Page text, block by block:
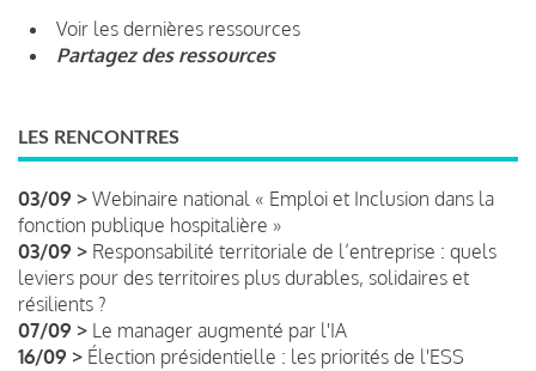
Voir les dernières ressources
Partagez des ressources
LES RENCONTRES
03/09 > Webinaire national « Emploi et Inclusion dans la
fonction publique hospitalière »
03/09 > Responsabilité territoriale de l’entreprise : quels
leviers pour des territoires plus durables, solidaires et
résilients ?
07/09 > Le manager augmenté par l'IA
16/09 > Élection présidentielle : les priorités de l'ESS